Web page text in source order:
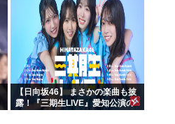
【日向坂46】 まさかの楽曲も披
露！『三期生LIVE』愛知公演の